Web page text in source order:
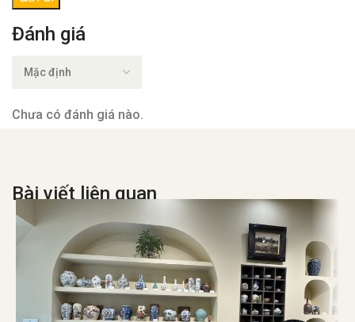
Đánh giá
Chưa có đánh giá nào.
Bài viết liên quan